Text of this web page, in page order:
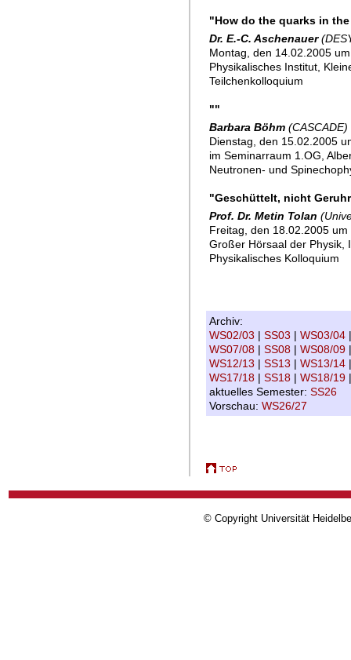
"How do the quarks in
Dr. E.-C. Aschenauer
Montag, den 14.02.2005
Physikalisches Institut,
Teilchenkolloquium
""
Barbara Böhm (CASCADE)
Dienstag, den 15.02.2005
im Seminarraum 1.OG,
Neutronen- und
"Geschüttelt, nicht
Prof. Dr. Metin Tolan
Freitag, den 18.02.2005
Großer Hörsaal der Physik,
Physikalisches Kolloquium
Archiv:
WS02/03 | SS03 | WS03/04
WS07/08 | SS08 | WS08/09
WS12/13 | SS13 | WS13/14
WS17/18 | SS18 | WS18/19
aktuelles Semester: SS26
Vorschau: WS26/27
© Copyright Universität